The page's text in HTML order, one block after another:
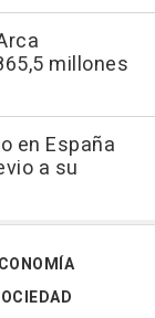
millones
en España
a su